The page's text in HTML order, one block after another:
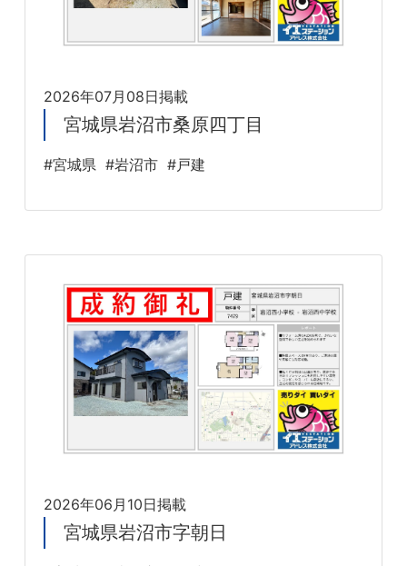
2026年07月08日掲載
宮城県岩沼市桑原四丁目
#宮城県 #岩沼市 #戸建
2026年06月10日掲載
宮城県岩沼市字朝日